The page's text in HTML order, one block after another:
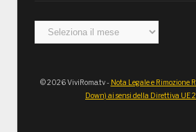
Archivi
© 2026 ViviRoma.tv - Nota Legale e Rimozione
Down) ai sensi della Direttiva UE